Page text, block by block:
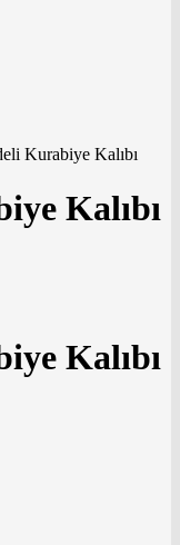
Kurabiye Kalıbı
Kalıbı
Kalıbı